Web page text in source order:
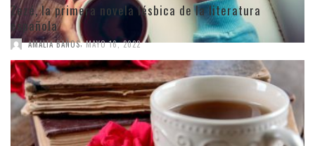
Zezé, la primera novela lésbica de la literatura
española
AMALIA BAÑOS, MAYO 16, 2022